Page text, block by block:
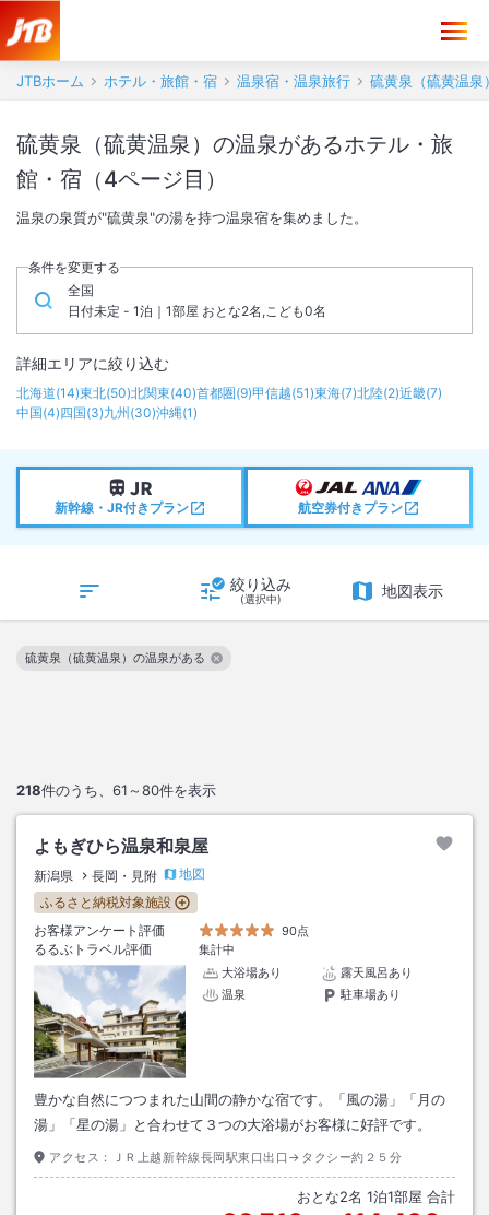
JTBホーム ホテル・旅館・宿 温泉宿・温泉旅行 硫黄泉（硫黄温泉
硫黄泉（硫黄温泉）の温泉があるホテル・旅
館・宿（4ページ目）
温泉の泉質が"硫黄泉"の湯を持つ温泉宿を集めました。
条件を変更する
全国
日付未定 - 1泊｜1部屋 おとな2名,こども0名
詳細エリアに絞り込む
北海道(14)東北(50)北関東(40)首都圏(9)甲信越(51)東海(7)北陸(2)近畿(7)
中国(4)四国(3)九州 (30)沖縄(1)
新幹線・JR付きプラン 航空券付きプラン
絞り込み
(選択中) 地図表示
218件のうち、 61～80件を表示
硫黄泉（硫黄温泉）の温泉がある
この絞り込み条件を解除
よもぎひら温泉和泉屋
新潟県 長岡・見附
地図
ふるさと納税対象施設
お客様アンケート評価
90点
るるぶトラベル評価
集計中
大浴場あり
露天風呂あり
温泉
駐車場あり
豊かな自然につつまれた山間の静かな宿です。「風の湯」「月の
湯」「星の湯」と合わせて３つの大浴場がお客様に好評です。
アクセス： ＪＲ上越新幹線長岡駅東口出口→タクシー約２５分
おとな2名 1泊1部屋 合計